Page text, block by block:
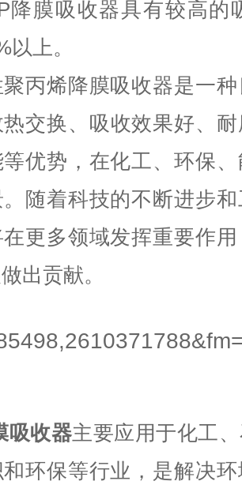
降膜吸收器具有较高的
以上。
丙烯降膜吸收器是一
交换、 吸收效果好、
优势，在化工、环保
随着科技的不断进步
更多领域发挥重要作
出贡献。
吸收器主要应用于化工
环保等行业，是解决